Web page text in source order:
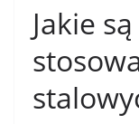
Jakie